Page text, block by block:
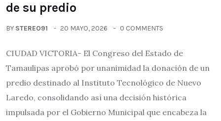
de su predio
BY STEREO91 20 MAYO, 2026 0 COMMENTS
CIUDAD VICTORIA- El Congreso del Estado de
Tamaulipas aprobó por unanimidad la donación de un
predio destinado al Instituto Tecnológico de Nuevo
Laredo, consolidando así una decisión histórica
impulsada por el Gobierno Municipal que encabeza la